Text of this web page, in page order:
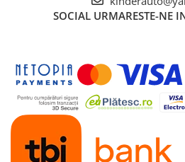
SOCIAL URMARESTE-NE